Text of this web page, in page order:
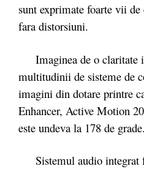
sunt exprimate foarte vii
fara distorsiuni.
Imaginea de o claritate
multitudinii de sisteme de
imagini din dotare printre
Enhancer, Active Motion
este undeva la 178 de grade.
Sistemul audio integrat